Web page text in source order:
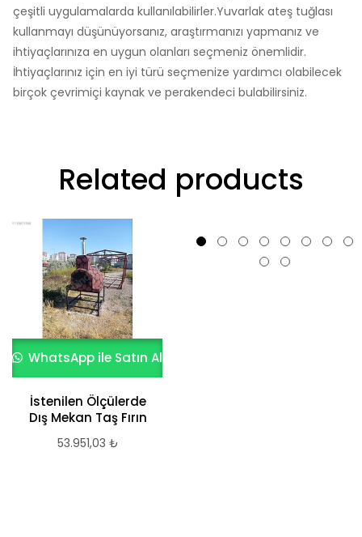
çeşitli uygulamalarda kullanılabilirler.Yuvarlak ateş tuğlası
kullanmayı düşünüyorsanız, araştırmanızı yapmanız ve
ihtiyaçlarınıza en uygun olanları seçmeniz önemlidir.
İhtiyaçlarınız için en iyi türü seçmenize yardımcı olabilecek
birçok çevrimiçi kaynak ve perakendeci bulabilirsiniz.
Related products
WhatsApp ile Satın Al
İstenilen Ölçülerde
Dış Mekan Taş Fırın
53.951,03 ₺